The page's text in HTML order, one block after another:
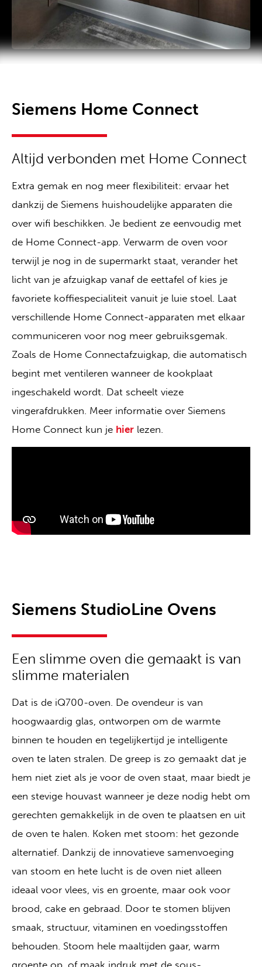
Siemens Home Connect
Altijd verbonden met Home Connect
Extra gemak en nog meer flexibiliteit: ervaar het
dankzij de Siemens huishoudelijke apparaten die
over wifi beschikken. Je bedient ze eenvoudig met
de Home Connect-app. Verwarm de oven voor
terwijl je nog in de supermarkt staat, verander het
licht van je afzuigkap vanaf de eettafel of kies je
favoriete koffiespecialiteit vanuit je luie stoel. Laat
verschillende Home Connect-apparaten met elkaar
communiceren voor nog meer gebruiksgemak.
Zoals de Home Connectafzuigkap, die automatisch
begint met ventileren wanneer de kookplaat
ingeschakeld wordt. Dat scheelt vieze
vingerafdrukken. Meer informatie over Siemens
Home Connect kun je hier lezen.
Siemens StudioLine Ovens
Een slimme oven die gemaakt is van
slimme materialen
Dat is de iQ700-oven. De ovendeur is van
hoogwaardig glas, ontworpen om de warmte
binnen te houden en tegelijkertijd je intelligente
oven te laten stralen. De greep is zo gemaakt dat je
hem niet ziet als je voor de oven staat, maar biedt je
een stevige houvast wanneer je deze nodig hebt om
gerechten gemakkelijk in de oven te plaatsen en uit
de oven te halen. Koken met stoom: het gezonde
alternatief. Dankzij de innovatieve samenvoeging
van stoom en hete lucht is de oven niet alleen
ideaal voor vlees, vis en groente, maar ook voor
brood, cake en gebraad. Door te stomen blijven
smaak, structuur, vitaminen en voedingsstoffen
behouden. Stoom hele maaltijden gaar, warm